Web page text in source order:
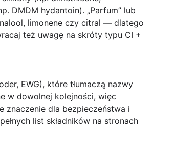
DMDM hydantoin). „Parfum” lub
limonene czy citral — dlatego
też uwagę na skróty typu CI +
EWG), które tłumaczą nazwy
w dowolnej kolejności, więc
znaczenie dla bezpieczeństwa i
list składników na stronach